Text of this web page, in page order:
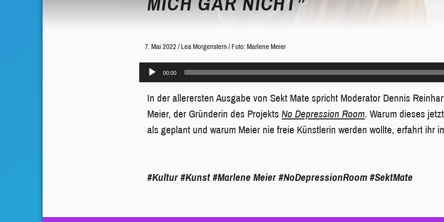
7. Mai 2022 /Lea Morgenstern /Foto: Marlene Meier
Audio-
Player
00:00
In der allerersten Ausgabe von Sekt Mate spricht Moderator Dennis
Meier, der Gründerin des Projekts No Depression Room. Warum dieses
als geplant und warum Meier nie freie Künstlerin werden wollte, erfahrt ihr
#Kultur #Kunst #Marlene Meier #NoDepressionRoom #SektMate